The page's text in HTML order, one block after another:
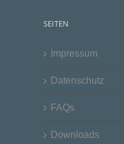
SEITEN
Impressum
Datenschutz
FAQs
Downloads